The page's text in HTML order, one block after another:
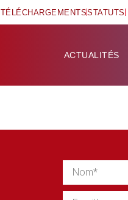
TÉLÉCHARGEMENTSSTATUTS
ACTUALITÉS